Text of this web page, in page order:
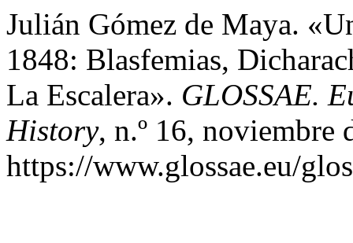
Julián Gómez de Maya.
1848: Blasfemias,
La Escalera». GLOSSAE.
History, n.º 16, noviembre
https://www.glossae.eu/